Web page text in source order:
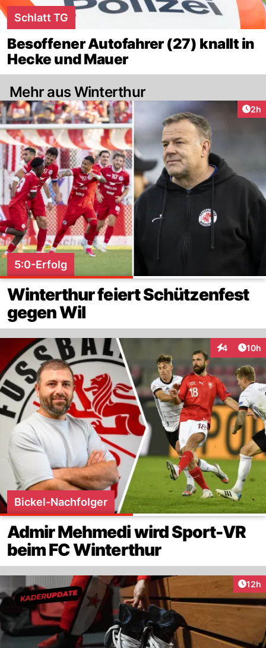
Schlatt TG
Besoffener Autofahrer (27) knallt in
Hecke und Mauer
Mehr aus Winterthur
2h
5:0-Erfolg
Winterthur feiert Schützenfest
gegen Wil
4
Interaktionen
10h
Bickel-Nachfolger
Admir Mehmedi wird Sport-VR
beim FC Winterthur
12h